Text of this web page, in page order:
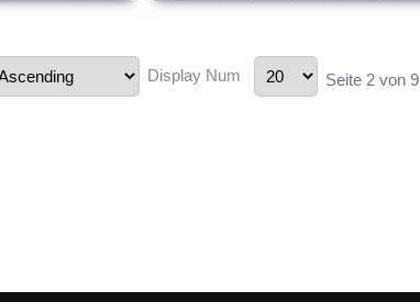
Display Num Seite 2 von 9